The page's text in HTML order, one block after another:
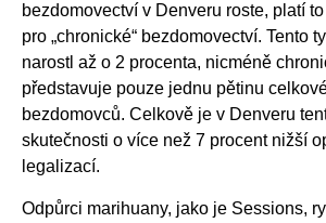
bezdomovectví v Denveru roste, platí
pro „chronické“ bezdomovectví. Tento
narostl až o 2 procenta, nicméně
představuje pouze jednu pětinu
bezdomovců. Celkově je v Denveru
skutečnosti o více než 7 procent nižší
legalizací.
Odpůrci marihuany, jako je Sessions,